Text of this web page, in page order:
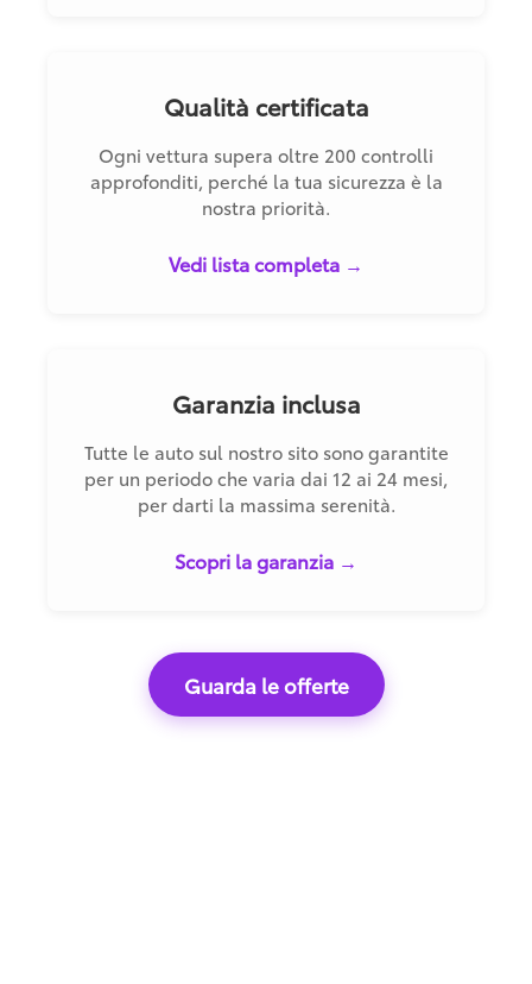
Qualità certificata
Ogni vettura supera oltre 200 controlli
approfonditi, perché la tua sicurezza è la
nostra priorità.
Vedi lista completa →
Garanzia inclusa
Tutte le auto sul nostro sito sono garantite
per un periodo che varia dai 12 ai 24 mesi,
per darti la massima serenità.
Scopri la garanzia →
Guarda le offerte